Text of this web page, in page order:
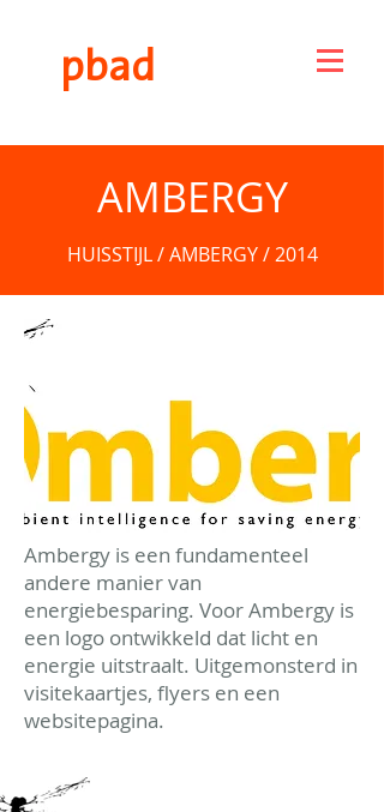
pbad
AMBERGY
HUISSTIJL / AMBERGY / 2014
Ambergy is een fundamenteel
andere manier van
energiebesparing. Voor Ambergy is
een logo ontwikkeld dat licht en
energie uitstraalt. Uitgemonsterd in
visitekaartjes, flyers en een
websitepagina.